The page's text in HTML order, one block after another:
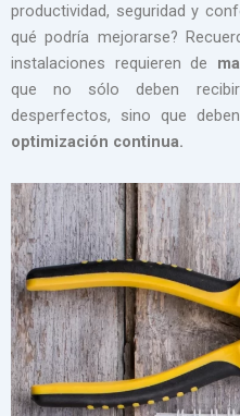
productividad, seguridad y
qué podría mejorarse?
instalaciones requieren de
que no sólo deben
desperfectos, sino que
optimización continua.